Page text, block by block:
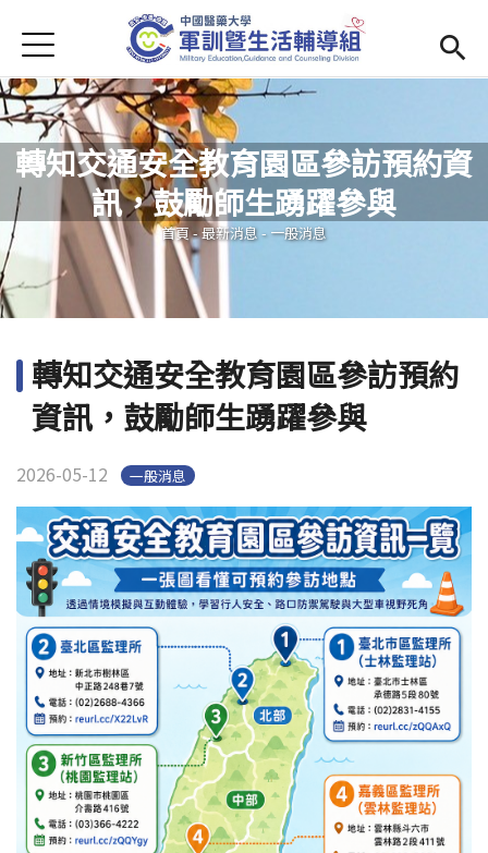
首頁
學務處首頁(link is external)
Open submenu (單位簡介)
單位簡介
最新消息
Open submenu (生活輔導)
生活輔導
Open submenu (校園安全)
校園安全
Open submenu (相關法規及檔案下載)
相關法規及檔案下載
Jump to Navigation
Jump to Main content
轉知交通安全教育園區參訪預約資
訊，鼓勵師生踴躍參與
您在這裡
首頁 -最新消息- 一般消息
轉知交通安全教育園區參訪預約
資訊，鼓勵師生踴躍參與
2026-05-12 一般消息